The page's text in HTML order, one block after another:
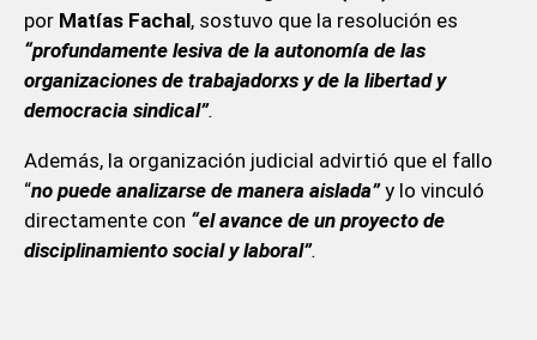
por Matías Fachal, sostuvo que la resolución es
“profundamente lesiva de la autonomía de las
organizaciones de trabajadorxs y de la libertad y
democracia sindical”.
Además, la organización judicial advirtió que el fallo
“no puede analizarse de manera aislada”y lo vinculó
directamente con “el avance de un proyecto de
disciplinamiento social y laboral”.